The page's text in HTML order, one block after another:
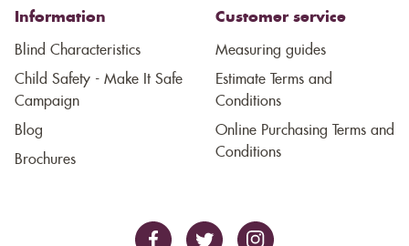
Information
Blind Characteristics
Child Safety - Make It Safe
Campaign
Blog
Brochures
Customer service
Measuring guides
Estimate Terms and
Conditions
Online Purchasing Terms and
Conditions